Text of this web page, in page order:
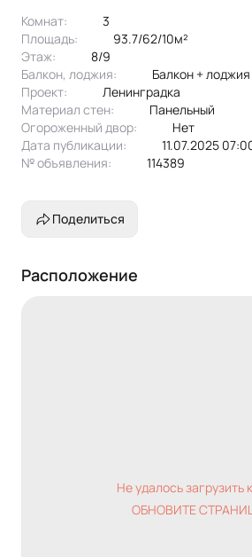
Комнат:
3
Площадь:
93.7/62/10м²
Этаж:
8/9
Балкон, лоджия:
балкон + лоджия
Проект:
ленинградка
Материал стен:
Панельный
Огороженный двор:
Нет
Дата публикации:
11.07.2025
№ объявления:
114389
Поделиться
Расположение
Не удалось загрузить
ОБНОВИТЕ